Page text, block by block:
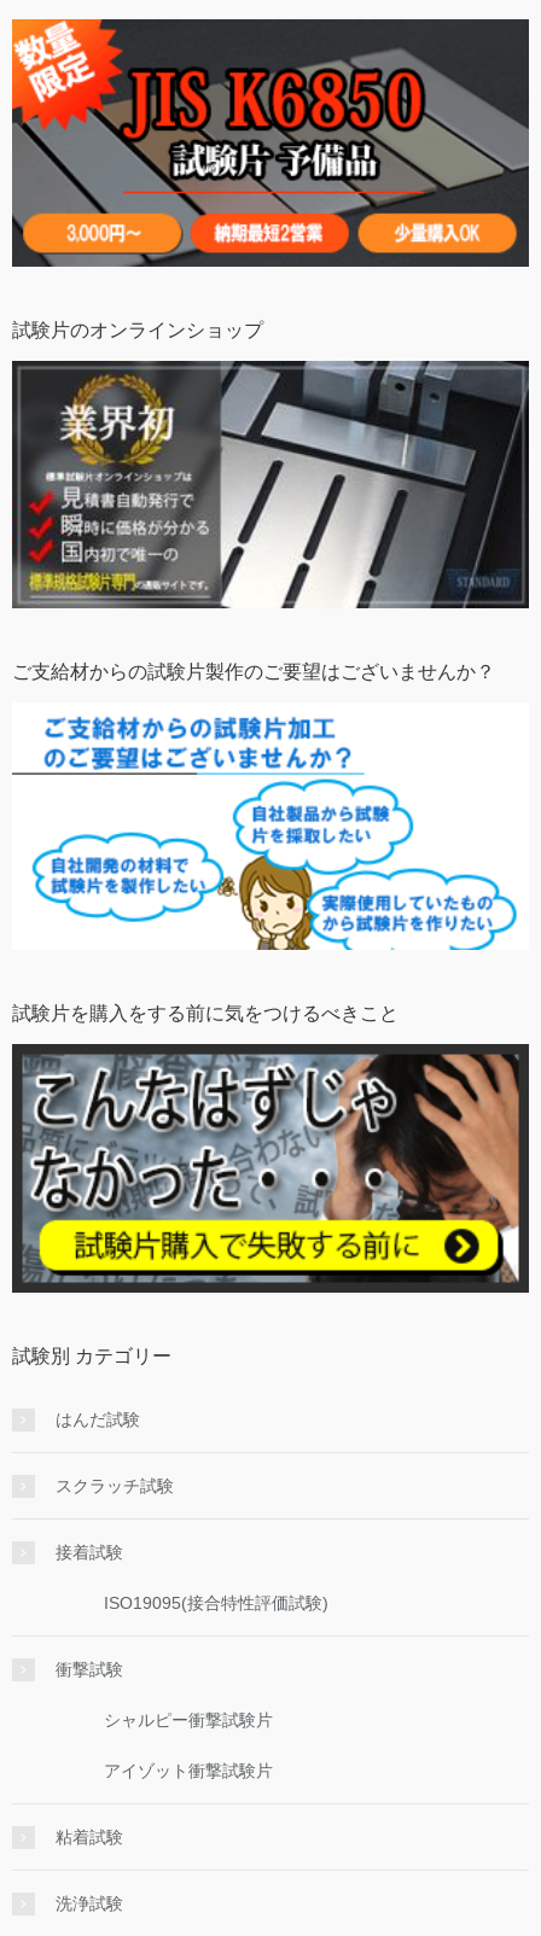
試験片のオンラインショップ
ご支給材からの試験片製作のご要望はございませんか？
試験片を購入をする前に気をつけるべきこと
試験別 カテゴリー
はんだ試験
スクラッチ試験
接着試験
ISO19095(接合特性評価試験)
衝撃試験
シャルピー衝撃試験片
アイゾット衝撃試験片
粘着試験
洗浄試験